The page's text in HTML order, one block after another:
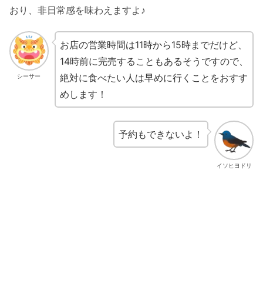
おり、非日常感を味わえますよ♪
シーサー
お店の営業時間は11時から15時までだけど、
14時前に完売することもあるそうですので、
絶対に食べたい人は早めに行くことをおすす
めします！
イソヒヨドリ
予約もできないよ！